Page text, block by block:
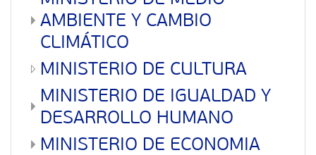
AMBIENTE Y CAMBIO
CLIMÁTICO
MINISTERIO DE CULTURA
MINISTERIO DE IGUALDAD Y
DESARROLLO HUMANO
MINISTERIO DE ECONOMIA